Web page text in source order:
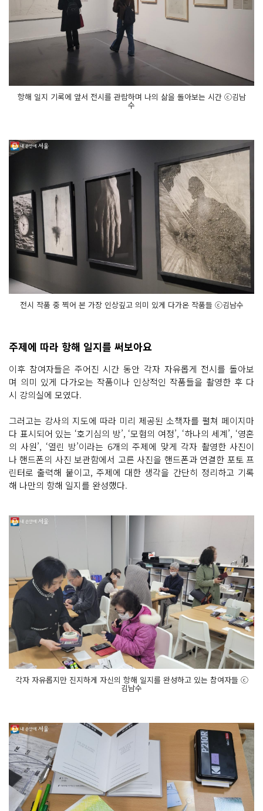
항해 일지 기록에 앞서 전시를 관람하며 나의 삶을 돌아보는 시간 ⓒ김남
수
전시 작품 중 찍어 본 가장 인상깊고 의미 있게 다가온 작품들 ⓒ김남수
주제에 따라 항해 일지를 써보아요
이후 참여자들은 주어진 시간 동안 각자 자유롭게 전시를 돌아보
며 의미 있게 다가오는 작품이나 인상적인 작품들을 촬영한 후 다
시 강의실에 모였다.
그러고는 강사의 지도에 따라 미리 제공된 소책자를 펼쳐 페이지마
다 표시되어 있는 ‘호기심의 방’, ‘모험의 여정’, ‘하나의 세계’, ‘영혼
의 사원’, ‘열린 방’이라는 6개의 주제에 맞게 각자 촬영한 사진이
나 핸드폰의 사진 보관함에서 고른 사진을 핸드폰과 연결한 포토 프
린터로 출력해 붙이고, 주제에 대한 생각을 간단히 정리하고 기록
해 나만의 항해 일지를 완성했다.
각자 자유롭지만 진지하게 자신의 항해 일지를 완성하고 있는 참여자들 ⓒ
김남수